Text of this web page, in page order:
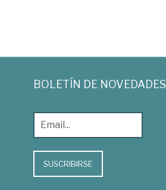
BOLETÍN DE NOVEDADES
SUSCRIBIRSE